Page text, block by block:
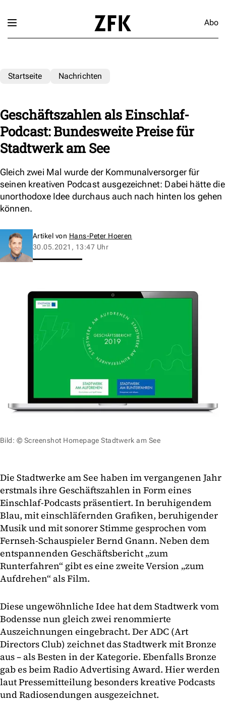
Abo
Startseite Nachrichten
Geschäftszahlen als Einschlaf-
Podcast: Bundesweite Preise für
Stadtwerk am See
Gleich zwei Mal wurde der Kommunalversorger für
seinen kreativen Podcast ausgezeichnet: Dabei hätte die
unorthodoxe Idee durchaus auch nach hinten los gehen
können.
Artikel von Hans-Peter Hoeren
30.05.2021, 13:47 Uhr
Bild: © Screenshot Homepage Stadtwerk am See
Die Stadtwerke am See haben im vergangenen Jahr
erstmals ihre Geschäftszahlen in Form eines
Einschlaf-Podcasts präsentiert. In beruhigendem
Blau, mit einschläfernden Grafiken, beruhigender
Musik und mit sonorer Stimme gesprochen vom
Fernseh-Schauspieler Bernd Gnann. Neben dem
entspannenden Geschäftsbericht „zum
Runterfahren“ gibt es eine zweite Version „zum
Aufdrehen“ als Film.
Diese ungewöhnliche Idee hat dem Stadtwerk vom
Bodensse nun gleich zwei renommierte
Auszeichnungen eingebracht. Der ADC (Art
Directors Club) zeichnet das Stadtwerk mit Bronze
aus – als Besten in der Kategorie. Ebenfalls Bronze
gab es beim Radio Advertising Award. Hier werden
laut Pressemitteilung besonders kreative Podcasts
und Radiosendungen ausgezeichnet.